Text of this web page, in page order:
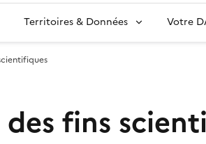
Territoires & Données Votre
fins